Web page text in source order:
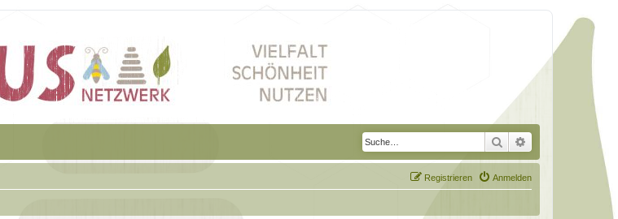
Suche Erweiterte Suche
Anmelden
Registrieren